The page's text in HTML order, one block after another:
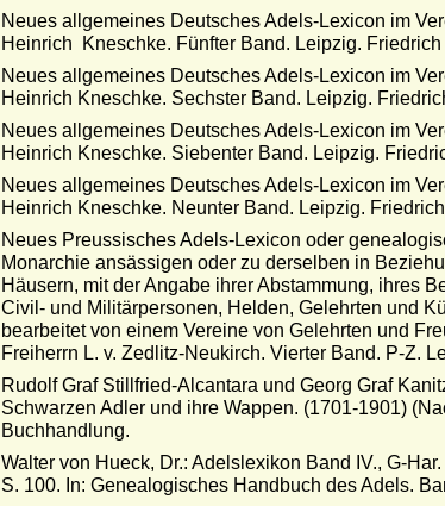
Neues allgemeines Deutsches Adels-Lexicon im
Heinrich Kneschke. Fünfter Band. Leipzig. Friedrich
Neues allgemeines Deutsches Adels-Lexicon im
Heinrich Kneschke. Sechster Band. Leipzig.
Neues allgemeines Deutsches Adels-Lexicon im
Heinrich Kneschke. Siebenter Band. Leipzig.
Neues allgemeines Deutsches Adels-Lexicon im
Heinrich Kneschke. Neunter Band. Leipzig.
Neues Preussisches Adels-Lexicon oder
Monarchie ansässigen oder zu derselben in
Häusern, mit der Angabe ihrer Abstammung, ihres
Civil- und Militärpersonen, Helden, Gelehrten und
bearbeitet von einem Vereine von Gelehrten und
Freiherrn L. v. Zedlitz-Neukirch. Vierter Band. P-Z.
Rudolf Graf Stillfried-Alcantara und Georg Graf
Schwarzen Adler und ihre Wappen. (1701-1901)
Buchhandlung.
Walter von Hueck, Dr.: Adelslexikon Band IV., G-
S. 100. In: Genealogisches Handbuch des Adels.